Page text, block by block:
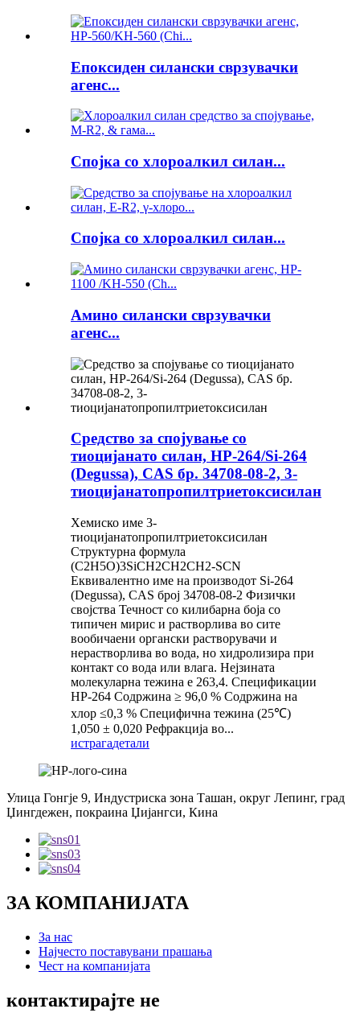
Епоксиден силански сврзувачки
агенс...
Спојка со хлороалкил силан...
Спојка со хлороалкил силан...
Амино силански сврзувачки
агенс...
Средство за спојување со
тиоцијанато силан, HP-264/Si-264
(Degussa), CAS бр. 34708-08-2, 3-
тиоцијанатопропилтриетоксисилан
Хемиско име 3-
тиоцијанатопропилтриетоксисилан
Структурна формула
(C2H5O)3SiCH2CH2CH2-SCN
Еквивалентно име на производот Si-264
(Degussa), CAS број 34708-08-2 Физички
својства Течност со килибарна боја со
типичен мирис и растворлива во сите
вообичаени органски растворувачи и
нерастворлива во вода, но хидролизира при
контакт со вода или влага. Нејзината
молекуларна тежина е 263,4. Спецификации
HP-264 Содржина ≥ 96,0 % Содржина на
хлор ≤0,3 % Специфична тежина (25℃)
1,050 ± 0,020 Рефракција во...
истрагадетали
Улица Гонгје 9, Индустриска зона Ташан, округ Лепинг, град
Џингдежен, покраина Џијангси, Кина
ЗА КОМПАНИЈАТА
За нас
Најчесто поставувани прашања
Чест на компанијата
контактирајте не